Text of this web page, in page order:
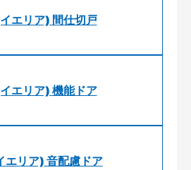
エリア) 間仕切戸
エリア) 機能ドア
リア) 音配慮ドア